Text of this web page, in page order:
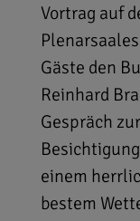
Vortrag auf
Gäste den
Reinhard
Gespräch
einem
bestem